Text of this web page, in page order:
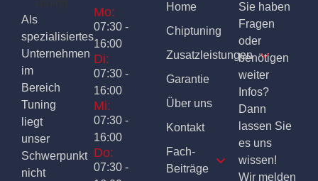
Als
spezialisiertes
Unternehmen
im
Bereich
Tuning
liegt
unser
Schwerpunkt
nicht
Mo:
07:30 -
16:00
Di:
07:30 -
16:00
Mi:
07:30 -
16:00
Do:
07:30 -
Home
Chiptuning
Zusatzleistungen
Garantie
Über uns
Kontakt
Fach-
Beiträge
Sie haben
Fragen
oder
benötigen
weiter
Infos?
Dann
lassen Sie
es uns
wissen!
Wir melden